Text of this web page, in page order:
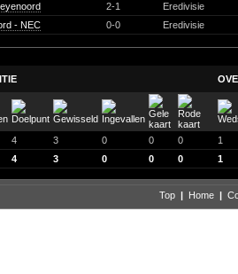
2-1
Eredivisie
- NEC 0-0 Eredivisie
4 3 0 0 0
1
4 3 0 0 0 1
Top | Home |